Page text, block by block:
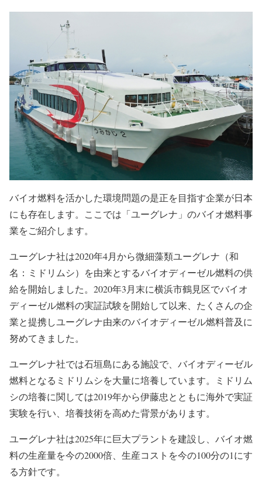
バイオ燃料を活かした環境問題の是正を目指す企業が日本
にも存在します。ここでは「ユーグレナ」のバイオ燃料事
業をご紹介します。
ユーグレナ社は2020年4月から微細藻類ユーグレナ （和
名： ミドリムシ）を由来とするバイオディーゼル燃料の供
給を開始しました。2020年3月末に横浜市鶴見区でバイオ
ディーゼル燃料の実証試験を開始して以来、たくさんの企
業と提携しユーグレナ由来のバイオディーゼル燃料普及に
努めてきました。
ユーグレナ社では石垣島にある施設で、バイオディーゼル
燃料となるミドリムシを大量に培養しています。ミドリム
シの培養に関しては2019年から伊藤忠とともに海外で実証
実験を行い、培養技術を高めた背景があります。
ユーグレナ社は2025年に巨大プラントを建設し、バイオ燃
料の生産量を今の2000倍、生産コストを今の100分の1にす
る方針です。